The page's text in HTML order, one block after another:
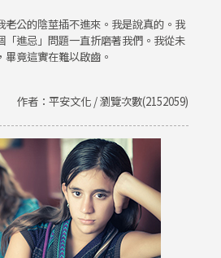
老公的陰莖插不進來。我是說真的。我
「進忌」問題一直折磨著我們。我從未
竟這實在難以啟齒。
作者：平安文化 / 瀏覽次數(2152059)